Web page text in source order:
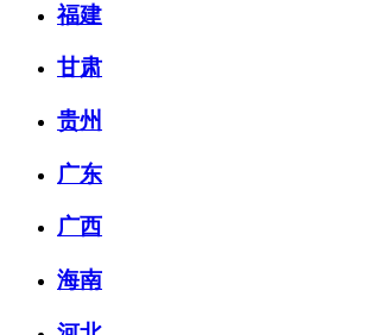
福建
甘肃
贵州
广东
广西
海南